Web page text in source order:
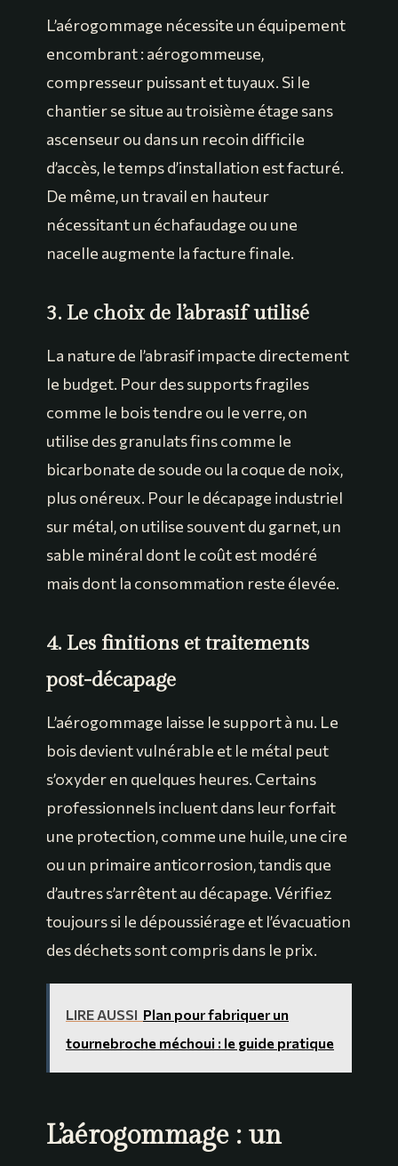
L’aérogommage nécessite un équipement
encombrant : aérogommeuse,
compresseur puissant et tuyaux. Si le
chantier se situe au troisième étage sans
ascenseur ou dans un recoin difficile
d’accès, le temps d’installation est facturé.
De même, un travail en hauteur
nécessitant un échafaudage ou une
nacelle augmente la facture finale.
3. Le choix de l’abrasif utilisé
La nature de l’abrasif impacte directement
le budget. Pour des supports fragiles
comme le bois tendre ou le verre, on
utilise des granulats fins comme le
bicarbonate de soude ou la coque de noix,
plus onéreux. Pour le décapage industriel
sur métal, on utilise souvent du garnet, un
sable minéral dont le coût est modéré
mais dont la consommation reste élevée.
4. Les finitions et traitements
post-décapage
L’aérogommage laisse le support à nu. Le
bois devient vulnérable et le métal peut
s’oxyder en quelques heures. Certains
professionnels incluent dans leur forfait
une protection, comme une huile, une cire
ou un primaire anticorrosion, tandis que
d’autres s’arrêtent au décapage. Vérifiez
toujours si le dépoussiérage et l’évacuation
des déchets sont compris dans le prix.
LIRE AUSSI Plan pour fabriquer un
tournebroche méchoui : le guide pratique
L’aérogommage : un